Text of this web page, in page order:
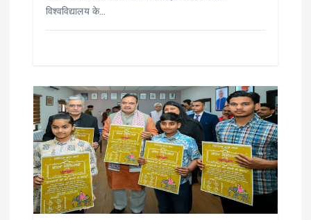
विश्वविद्यालय के…